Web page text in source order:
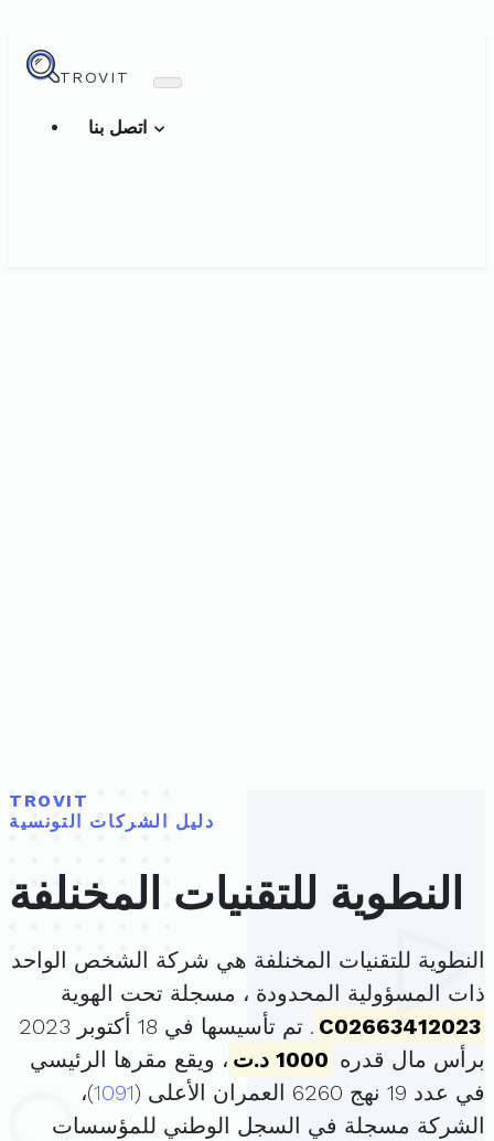
TROVIT
TROVIT
دليل الشركات التونسية
النطوية للتقنيات المخنلفة
النطوية للتقنيات المخنلفة هي شركة الشخص الواحد
ذات المسؤولية المحدودة ، مسجلة تحت الهوية
C02663412023
. تم تأسيسها في 18 أكتوبر 2023
برأس مال قدره 1000 د.ت
، ويقع مقرها الرئيسي
في عدد 19 نهج 6260 العمران الأعلى (
1091)،
الشركة مسجلة في السجل الوطني للمؤسسات